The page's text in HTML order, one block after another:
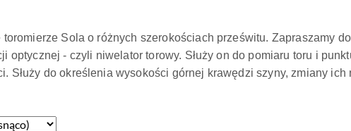
toromierze Sola o różnych szerokościach prześwitu. Zapraszamy
optycznej - czyli niwelator torowy. Służy on do pomiaru toru i
Służy do określenia wysokości górnej krawędzi szyny, zmiany